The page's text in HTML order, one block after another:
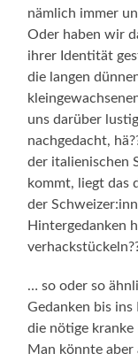
nämlich immer
Oder haben wir
ihrer Identität
die langen
uns darüber
nachgedacht,
der italienischen
kommt, liegt das
der
Hintergedanken
… so oder so
Gedanken bis
die nötige kranke
Man könnte aber